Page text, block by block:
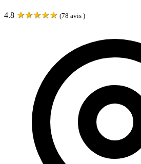
4.8 ★★★★★ (78 avis )